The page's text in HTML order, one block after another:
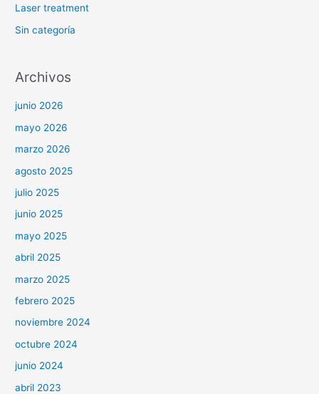
Laser treatment
Sin categoría
Archivos
junio 2026
mayo 2026
marzo 2026
agosto 2025
julio 2025
junio 2025
mayo 2025
abril 2025
marzo 2025
febrero 2025
noviembre 2024
octubre 2024
junio 2024
abril 2023